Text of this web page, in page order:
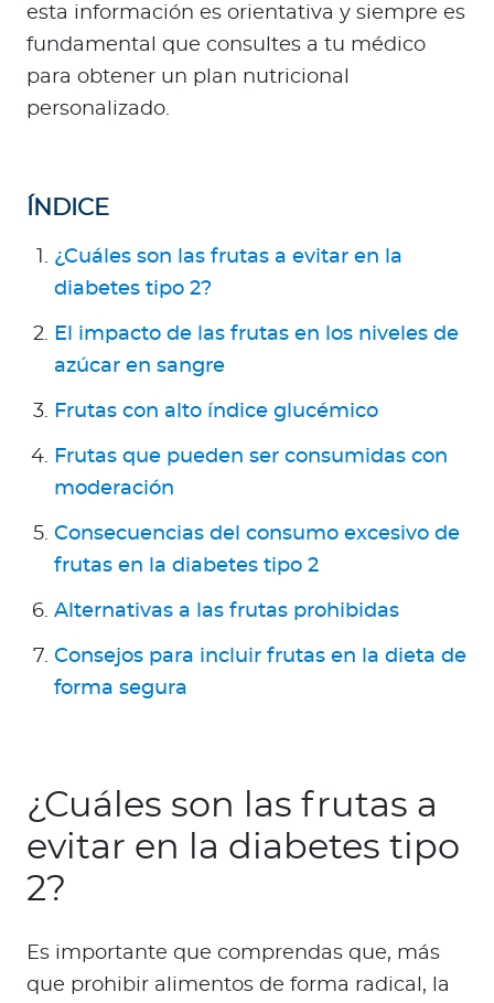
Ingresar a Mi Bupa
Red de Salud
Contáctanos
esta información es orientativa y siempre es
fundamental que consultes a tu médico
para obtener un plan nutricional
personalizado.
ÍNDICE
¿Cuáles son las frutas a evitar en la
diabetes tipo 2?
El impacto de las frutas en los niveles de
azúcar en sangre
Frutas con alto índice glucémico
Frutas que pueden ser consumidas con
moderación
Consecuencias del consumo excesivo de
frutas en la diabetes tipo 2
Alternativas a las frutas prohibidas
Consejos para incluir frutas en la dieta de
forma segura
¿Cuáles son las frutas a
evitar en la diabetes tipo
2?
Es importante que comprendas que, más
que prohibir alimentos de forma radical, la